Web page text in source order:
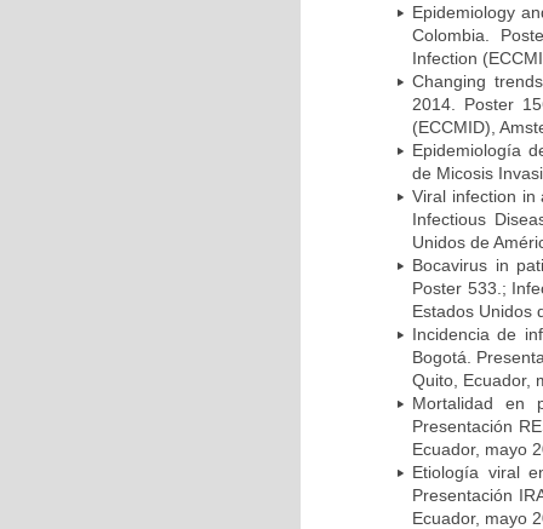
Epidemiology
Colombia.
Infection
Changing
2014. Poster
(ECCMID),
Epidemiología
de Micosis
Viral infection in
Infectious
Unidos de
Bocavirus in
Poster 533.;
Estados Unidos
Incidencia de
Bogotá.
Quito, Ecuador,
Mortalidad en
Presentación
Ecuador, mayo
Etiología viral
Presentación
Ecuador, mayo